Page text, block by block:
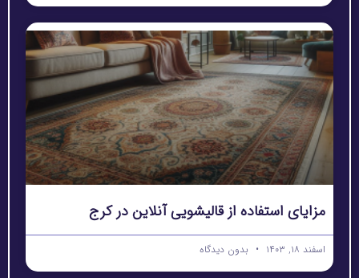
مزایای استفاده از قالیشویی آنلاین در کرج
اسفند ۱۸, ۱۴۰۳ بدون دیدگاه